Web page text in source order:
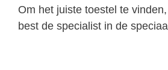
Om het juiste toestel te
best de specialist in de